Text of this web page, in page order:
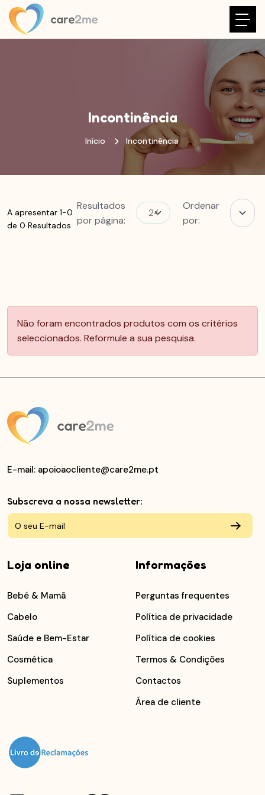
Incontinência
Início Incontinência
A apresentar 1-0
de 0 Resultados
Resultados
por página:
Ordenar
por:
Não foram encontrados produtos com os critérios
seleccionados. Reformule a sua pesquisa.
E-mail: apoioaocliente@care2me.pt
Subscreva a nossa newsletter:
Loja online
Bebé & Mamã
Cabelo
Saúde e Bem-Estar
Cosmética
Suplementos
Informações
Perguntas frequentes
Política de privacidade
Política de cookies
Termos & Condições
Contactos
Área de cliente